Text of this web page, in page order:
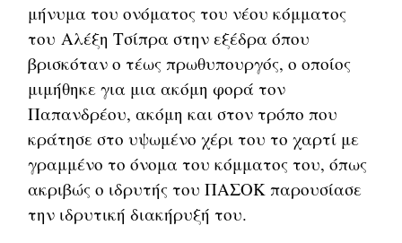
μήνυμα του ονόματος του νέου κόμματος
του Αλέξη Τσίπρα στην εξέδρα όπου
βρισκόταν ο τέως πρωθυπουργός, ο οποίος
μιμήθηκε για μια ακόμη φορά τον
Παπανδρέου, ακόμη και στον τρόπο που
κράτησε στο υψωμένο χέρι του το χαρτί με
γραμμένο το όνομα του κόμματος του, όπως
ακριβώς ο ιδρυτής του ΠΑΣΟΚ παρουσίασε
την ιδρυτική διακήρυξή του.